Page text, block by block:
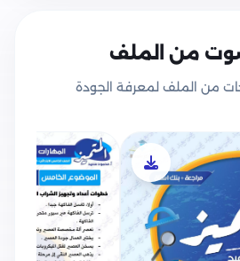
من الملف
من الملف لمعرفة الجودة